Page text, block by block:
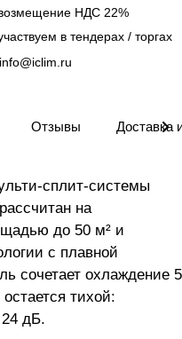
НДС 22%
в тендерах / торгах
info@iclim.ru
Отзывы Доставка
сплит-системы
на
до 50 м² и
с плавной
сочетает охлаждение 5
тихой:
дБ.